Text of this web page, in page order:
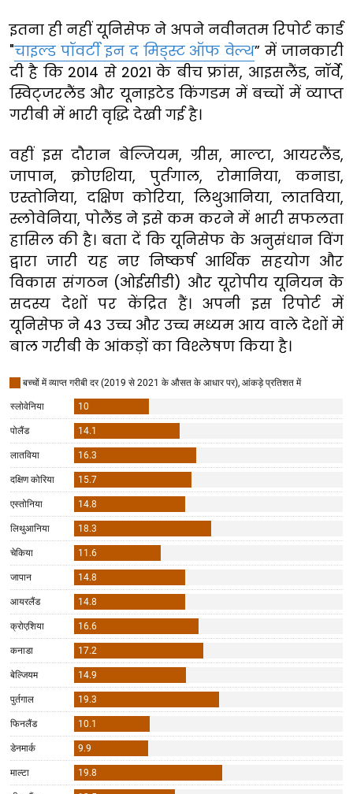
इतना ही नहीं यूनिसेफ ने अपने नवीनतम रिपोर्ट कार्ड
"चाइल्ड पॉवर्टी इन द मिड्स्ट ऑफ वेल्थ” में जानकारी
दी है कि 2014 से 2021 के बीच फ्रांस, आइसलैंड, नॉर्वे,
स्विट्जरलैंड और यूनाइटेड किंगडम में बच्चों में व्याप्त
गरीबी में भारी वृद्धि देखी गई है।
वहीं इस दौरान बेल्जियम, ग्रीस, माल्टा, आयरलैंड,
जापान, क्रोएशिया, पुर्तगाल, रोमानिया, कनाडा,
एस्तोनिया, दक्षिण कोरिया, लिथुआनिया, लातविया,
स्लोवेनिया, पोलैंड ने इसे कम करने में भारी सफलता
हासिल की है। बता दें कि यूनिसेफ के अनुसंधान विंग
द्वारा जारी यह नए निष्कर्ष आर्थिक सहयोग और
विकास संगठन (ओईसीडी) और यूरोपीय यूनियन के
सदस्य देशों पर केंद्रित हैं। अपनी इस रिपोर्ट में
यूनिसेफ ने 43 उच्च और उच्च मध्यम आय वाले देशों में
बाल गरीबी के आंकड़ों का विश्लेषण किया है।